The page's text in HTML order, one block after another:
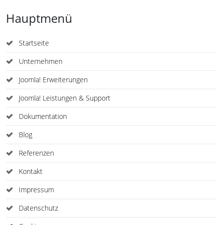
Hauptmenü
Startseite
Unternehmen
Joomla! Erweiterungen
Joomla! Leistungen & Support
Dokumentation
Blog
Referenzen
Kontakt
Impressum
Datenschutz